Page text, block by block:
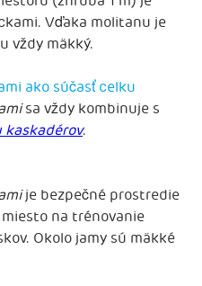
Vďaka molitanu je
vždy mäkký.
ako súčasť celku
sa vždy kombinuje s
kaskadérov.
je bezpečné prostredie
na trénovanie
Okolo jamy sú mäkké